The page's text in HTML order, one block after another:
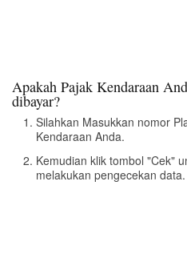
Apakah Pajak Kendaraan
dibayar?
Silahkan Masukkan nomor
Kendaraan Anda.
Kemudian klik tombol "Cek"
melakukan pengecekan data.